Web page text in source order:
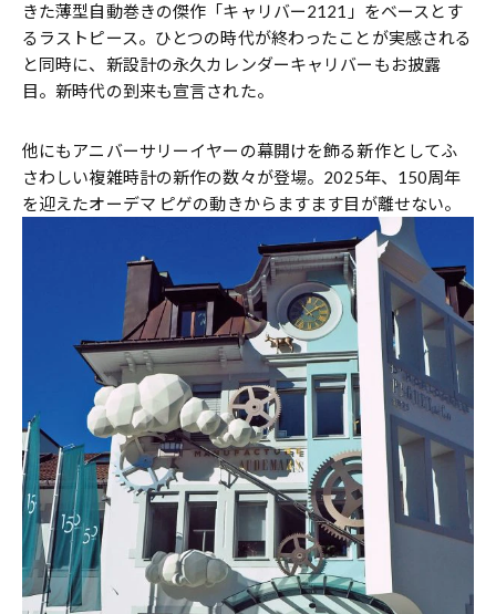
きた薄型自動巻きの傑作「キャリバー2121」をベースとす
るラストピース。ひとつの時代が終わったことが実感される
と同時に、新設計の永久カレンダーキャリバーもお披露
目。新時代の到来も宣言された。
他にもアニバーサリーイヤーの幕開けを飾る新作としてふ
さわしい複雑時計の新作の数々が登場。2025年、150周年
を迎えたオーデマ ピゲの動きからますます目が離せない。